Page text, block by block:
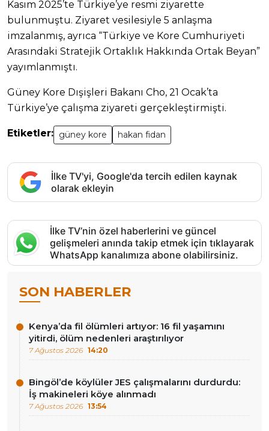
Kasım 2025’te Türkiye’ye resmi ziyarette
bulunmuştu. Ziyaret vesilesiyle 5 anlaşma
imzalanmış, ayrıca “Türkiye ve Kore Cumhuriyeti
Arasındaki Stratejik Ortaklık Hakkında Ortak Beyan”
yayımlanmıştı.
Güney Kore Dışişleri Bakanı Cho, 21 Ocak’ta
Türkiye’ye çalışma ziyareti gerçekleştirmişti.
Etiketler: güney kore hakan fidan
İlke TV'yi, Google'da tercih edilen kaynak
olarak ekleyin
İlke TV’nin özel haberlerini ve güncel
gelişmeleri anında takip etmek için tıklayarak
WhatsApp kanalımıza abone olabilirsiniz.
SON HABERLER
Kenya’da fil ölümleri artıyor: 16 fil yaşamını
yitirdi, ölüm nedenleri araştırılıyor
7 Ağustos 2026 14:20
Bingöl’de köylüler JES çalışmalarını durdurdu:
İş makineleri köye alınmadı
7 Ağustos 2026 13:54